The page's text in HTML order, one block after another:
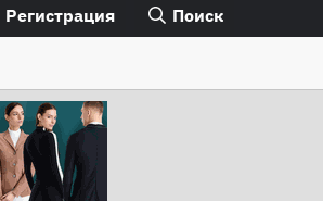
Регистрация Поиск